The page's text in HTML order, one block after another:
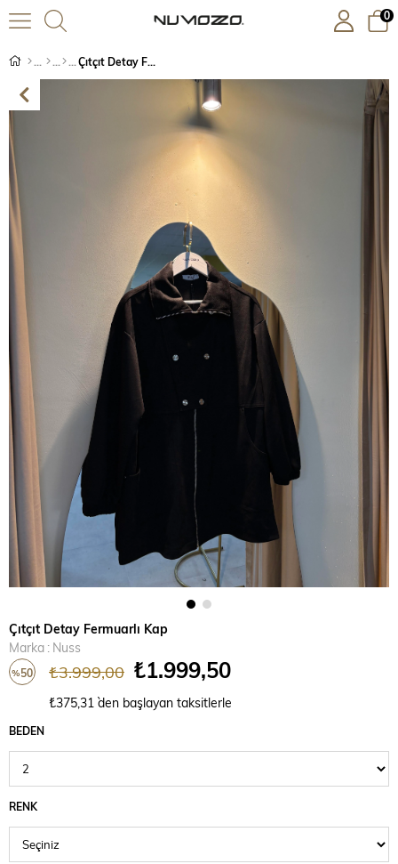
0
Çıtçıt Detay Fermuarlı Kap
Çıtçıt Detay Fermuarlı Kap
Marka : Nuss
%50 ₺3.999,00 ₺1.999,50
₺375,31 `den başlayan taksitlerle
BEDEN
RENK